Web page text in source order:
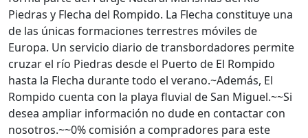
Piedras y Flecha del Rompido. La Flecha constituye una
de las únicas formaciones terrestres móviles de
Europa. Un servicio diario de transbordadores permite
cruzar el río Piedras desde el Puerto de El Rompido
hasta la Flecha durante todo el verano.~Además, El
Rompido cuenta con la playa fluvial de San Miguel.~~Si
desea ampliar información no dude en contactar con
nosotros.~~0% comisión a compradores para este